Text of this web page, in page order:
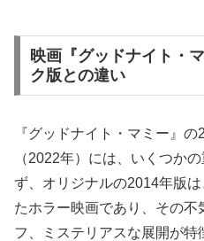
映画『グッドナイト・
ク版との違い
『グッドナイト・マミー』
（2022年）には、いくつか
ず、オリジナルの2014年版
たホラー映画であり、その不
フ、ミステリアスな展開が